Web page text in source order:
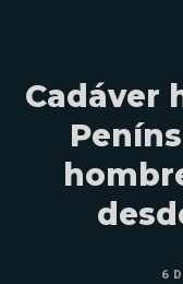
Cadáver
6